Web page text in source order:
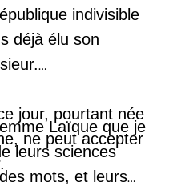
indivisible
déjà élu son
jour, pourtant née
ne peut accepter
Laïque que je
leurs sciences
mots, et leurs